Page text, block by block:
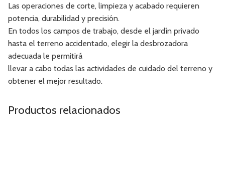
Las operaciones de corte, limpieza y acabado requieren
potencia, durabilidad y precisión.
En todos los campos de trabajo, desde el jardín privado
hasta el terreno accidentado, elegir la desbrozadora
adecuada le permitirá
llevar a cabo todas las actividades de cuidado del terreno y
obtener el mejor resultado.
Productos relacionados